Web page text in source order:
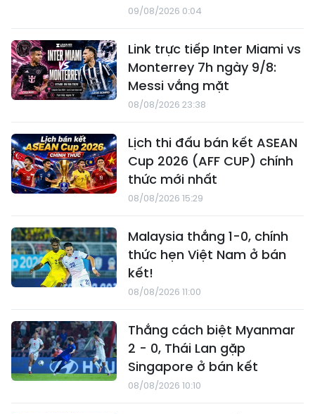
09/08/2026 0:04
Link trực tiếp Inter Miami vs
Monterrey 7h ngày 9/8:
Messi vắng mặt
08/08/2026 23:38
Lịch thi đấu bán kết ASEAN
Cup 2026 (AFF CUP) chính
thức mới nhất
08/08/2026 15:29
Malaysia thắng 1-0, chính
thức hẹn Việt Nam ở bán
kết!
08/08/2026 11:00
Thắng cách biệt Myanmar
2 - 0, Thái Lan gặp
Singapore ở bán kết
08/08/2026 10:10